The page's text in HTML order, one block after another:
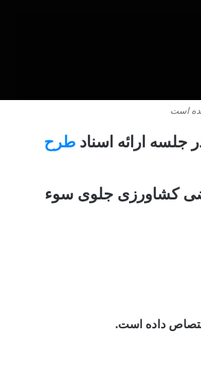
جلسه ارائه اسناد طرح
کشاورزی جلوی سوء
داده است.